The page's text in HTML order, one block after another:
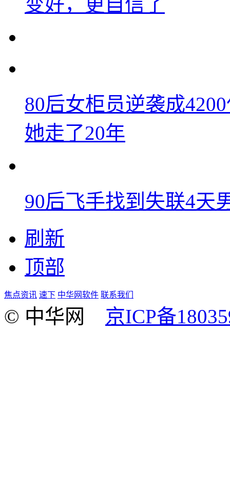
变好，更自信了
80后女柜员逆袭成
她走了20年
90后飞手找到失联4天
刷新
顶部
焦点资讯 速下 中华网软件 联系我们
© 中华网 京ICP备